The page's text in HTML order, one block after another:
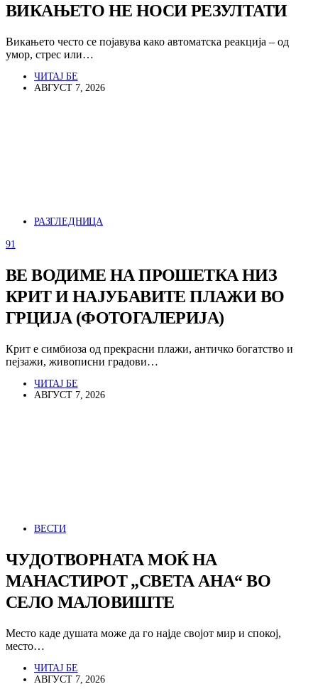
ВИКАЊЕТО НЕ НОСИ РЕЗУЛТАТИ
Викањето често се појавува како автоматска реакција – од
умор, стрес или…
ЧИТАЈ БЕ
АВГУСТ 7, 2026
РАЗГЛЕДНИЦА
91
ВЕ ВОДИМЕ НА ПРОШЕТКА НИЗ
КРИТ И НАЈУБАВИТЕ ПЛАЖИ ВО
ГРЦИЈА (ФОТОГАЛЕРИЈА)
Крит е симбиоза од прекрасни плажи, античко богатство и
пејзажи, живописни градови…
ЧИТАЈ БЕ
АВГУСТ 7, 2026
ВЕСТИ
ЧУДОТВОРНАТА МОЌ НА
МАНАСТИРОТ „СВЕТА АНА“ ВО
СЕЛО МАЛОВИШТЕ
Место каде душата може да го најде својот мир и спокој,
место…
ЧИТАЈ БЕ
АВГУСТ 7, 2026